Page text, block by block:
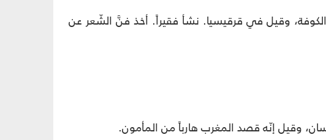
وقيل في قرقيسيا. نشأ فقيراً. أخذ فنَّ الشّعر عن
وقيل إنّه قصد المغرب هارباً من المأمون.